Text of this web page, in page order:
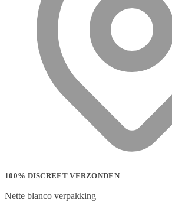
100% DISCREET VERZONDEN
Nette blanco verpakking